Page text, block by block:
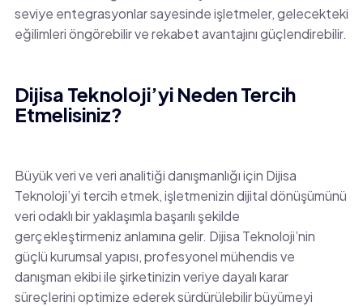
seviye entegrasyonlar sayesinde işletmeler, gelecekteki
eğilimleri öngörebilir ve rekabet avantajını güçlendirebilir.
Dijisa Teknoloji’yi Neden Tercih
Etmelisiniz?
Büyük veri ve veri analitiği danışmanlığı için Dijisa
Teknoloji’yi tercih etmek, işletmenizin dijital dönüşümünü
veri odaklı bir yaklaşımla başarılı şekilde
gerçekleştirmeniz anlamına gelir. Dijisa Teknoloji’nin
güçlü kurumsal yapısı, profesyonel mühendis ve
danışman ekibi ile şirketinizin veriye dayalı karar
süreçlerini optimize ederek sürdürülebilir büyümeyi